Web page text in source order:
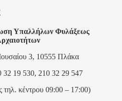
Υπαλλήλων Φυλάξεως
3, 10555 Πλάκα
32 19 530, 210 32 29 547
τηλ. κέντρου 09:00 – 17:00)